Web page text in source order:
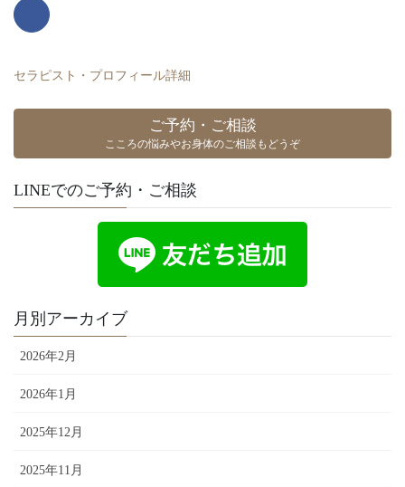
セラピスト・プロフィール詳細
ご予約・ご相談
こころの悩みやお身体のご相談もどうぞ
LINEでのご予約・ご相談
月別アーカイブ
2026年2月
2026年1月
2025年12月
2025年11月